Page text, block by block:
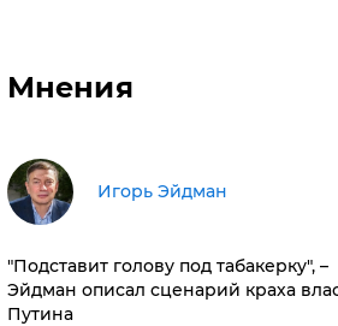
Мнения
Игорь Эйдман
​"Подставит голову под табакерку", –
Эйдман описал сценарий краха
Путина